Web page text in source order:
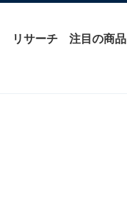
リサーチ 注目の商品